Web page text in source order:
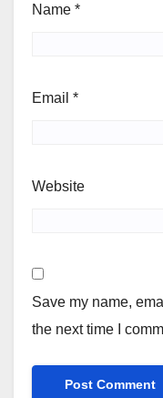
Name *
Email *
Website
Save my name,
the next time I